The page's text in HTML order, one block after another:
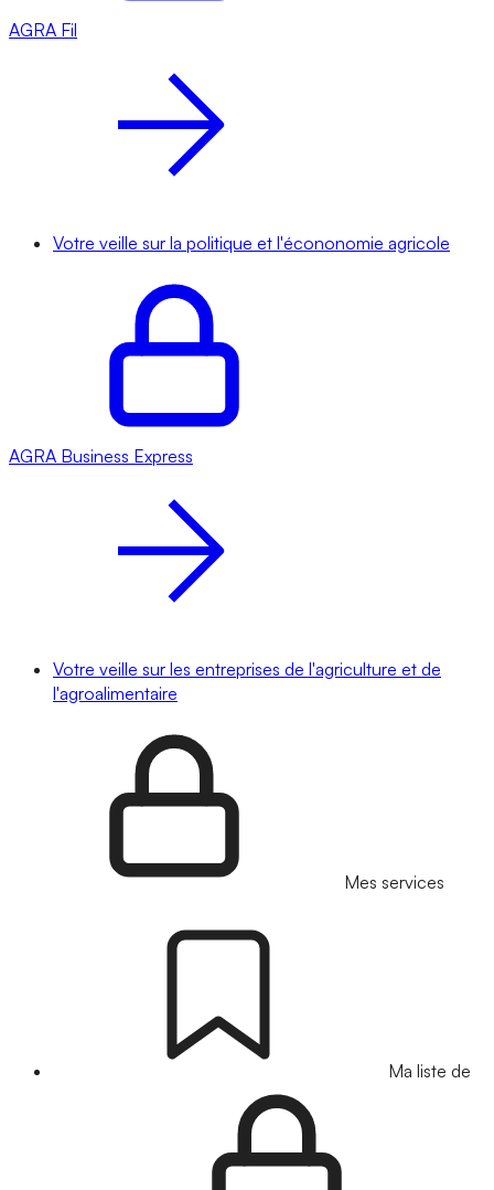
AGRA Fil
Votre veille sur la politique et l'écononomie agricole
AGRA Business Express
Votre veille sur les entreprises de l'agriculture et de
l'agroalimentaire
Mes services
Ma liste de